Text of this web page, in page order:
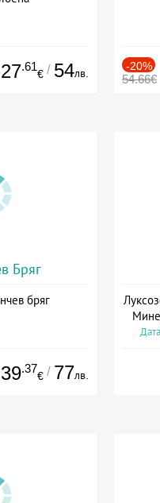
27.61
€ / 54лв.
-20%
54.66€
Бряг
бряг
39.37
€ / 77лв.